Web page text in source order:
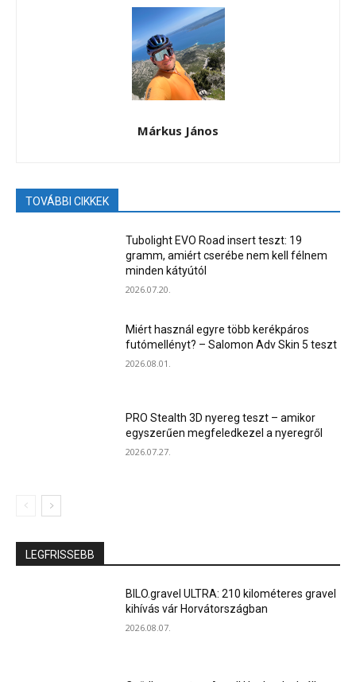
Márkus János
TOVÁBBI CIKKEK
Tubolight EVO Road insert teszt: 19
gramm, amiért cserébe nem kell félnem
minden kátyútól
2026.07.20.
Miért használ egyre több kerékpáros
futómellényt? – Salomon Adv Skin 5 teszt
2026.08.01.
PRO Stealth 3D nyereg teszt – amikor
egyszerűen megfeledkezel a nyeregről
2026.07.27.
LEGFRISSEBB
BILO.gravel ULTRA: 210 kilométeres gravel
kihívás vár Horvátországban
2026.08.07.